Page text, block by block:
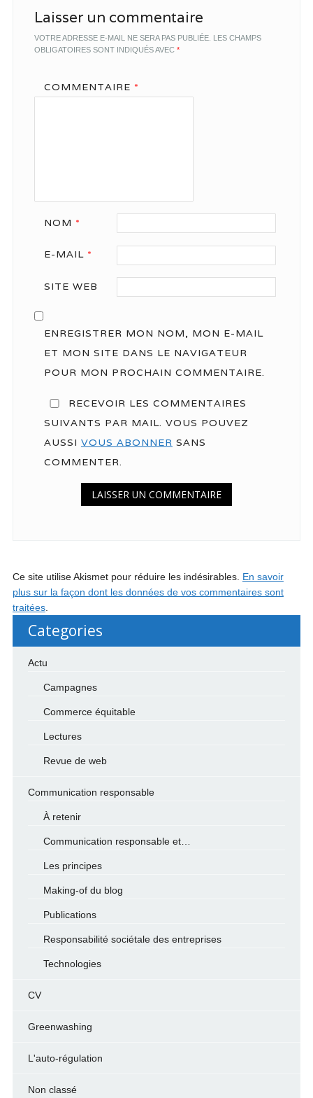
Laisser un commentaire
VOTRE ADRESSE E-MAIL NE SERA PAS PUBLIÉE. LES CHAMPS
OBLIGATOIRES SONT INDIQUÉS AVEC *
COMMENTAIRE *
NOM *
E-MAIL *
SITE WEB
ENREGISTRER MON NOM, MON E-MAIL
ET MON SITE DANS LE NAVIGATEUR
POUR MON PROCHAIN COMMENTAIRE.
RECEVOIR LES COMMENTAIRES
SUIVANTS PAR MAIL. VOUS POUVEZ
AUSSI VOUS ABONNER SANS
COMMENTER.
Ce site utilise Akismet pour réduire les indésirables. En savoir
plus sur la façon dont les données de vos commentaires sont
traitées.
Categories
Actu
Campagnes
Commerce équitable
Lectures
Revue de web
Communication responsable
À retenir
Communication responsable et…
Les principes
Making-of du blog
Publications
Responsabilité sociétale des entreprises
Technologies
CV
Greenwashing
L'auto-régulation
Non classé